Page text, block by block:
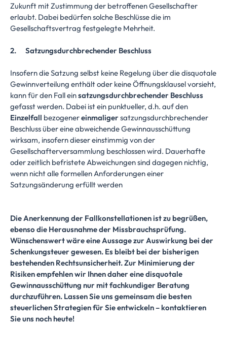
Zukunft mit Zustimmung der betroffenen Gesellschafter
erlaubt. Dabei bedürfen solche Beschlüsse die im
Gesellschaftsvertrag festgelegte Mehrheit.
2. Satzungsdurchbrechender Beschluss
Insofern die Satzung selbst keine Regelung über die disquotale
Gewinnverteilung enthält oder keine Öffnungsklausel vorsieht,
kann für den Fall einsatzungsdurchbrechender Beschluss
gefasst werden. Dabei ist ein punktueller, d.h. auf den
Einzelfall bezogenereinmaligersatzungsdurchbrechender
Beschluss über eine abweichende Gewinnausschüttung
wirksam, insofern dieser einstimmig von der
Gesellschafterversammlung beschlossen wird. Dauerhafte
oder zeitlich befristete Abweichungen sind dagegen nichtig,
wenn nicht alle formellen Anforderungen einer
Satzungsänderung erfüllt werden
Die Anerkennung der Fallkonstellationen ist zu begrüßen,
ebenso die Herausnahme der Missbrauchsprüfung.
Wünschenswert wäre eine Aussage zur Auswirkung bei der
Schenkungsteuer gewesen. Es bleibt bei der bisherigen
bestehenden Rechtsunsicherheit. Zur Minimierung der
Risiken empfehlen wir Ihnen daher eine disquotale
Gewinnausschüttung nur mit fachkundiger Beratung
durchzuführen. Lassen Sie uns gemeinsam die besten
steuerlichen Strategien für Sie entwickeln – kontaktieren
Sie uns noch heute!